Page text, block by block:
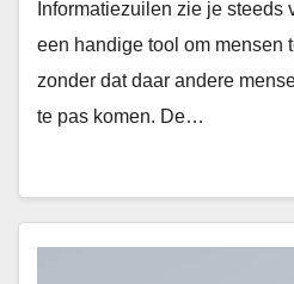
Informatiezuilen zie je steeds
een handige tool om mensen
zonder dat daar andere
te pas komen. De…